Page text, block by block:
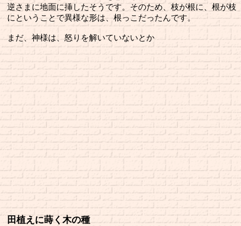
逆さまに地面に挿したそうです。そのため、枝が根に、根が枝
にということで異様な形は、根っこだったんです。
まだ、神様は、怒りを解いていないとか
田植えに蒔く木の種